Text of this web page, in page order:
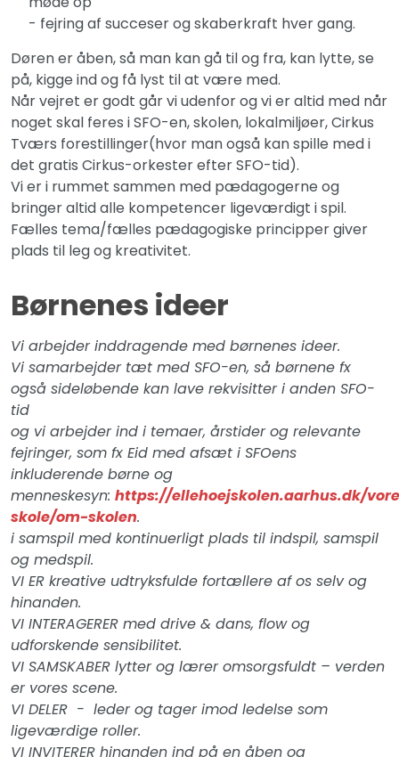
- fejring af succeser og skaberkraft hver gang.
Døren er åben, så man kan gå til og fra, kan lytte, se
på, kigge ind og få lyst til at være med.
Når vejret er godt går vi udenfor og vi er altid med når
noget skal feres i SFO-en, skolen, lokalmiljøer, Cirkus
Tværs forestillinger(hvor man også kan spille med i
det gratis Cirkus-orkester efter SFO-tid).
Vi er i rummet sammen med pædagogerne og
bringer altid alle kompetencer ligeværdigt i spil.
Fælles tema/fælles pædagogiske principper giver
plads til leg og kreativitet.
Børnenes ideer
Vi arbejder inddragende med børnenes ideer.
Vi samarbejder tæt med SFO-en, så børnene fx
også sideløbende kan lave rekvisitter i anden SFO-
tid
og vi arbejder ind i temaer, årstider og relevante
fejringer, som fx Eid med afsæt i SFOens
inkluderende børne og
menneskesyn: https://ellehoejskolen.aarhus.dk/
skole/om-skolen.
i samspil med kontinuerligt plads til indspil, samspil
og medspil.
VI ER kreative udtryksfulde fortællere af os selv og
hinanden.
VI INTERAGERER med drive & dans, flow og
udforskende sensibilitet.
VI SAMSKABER lytter og lærer omsorgsfuldt – verden
er vores scene.
VI DELER - leder og tager imod ledelse som
ligeværdige roller.
VI INVITERER hinanden ind på en åben og